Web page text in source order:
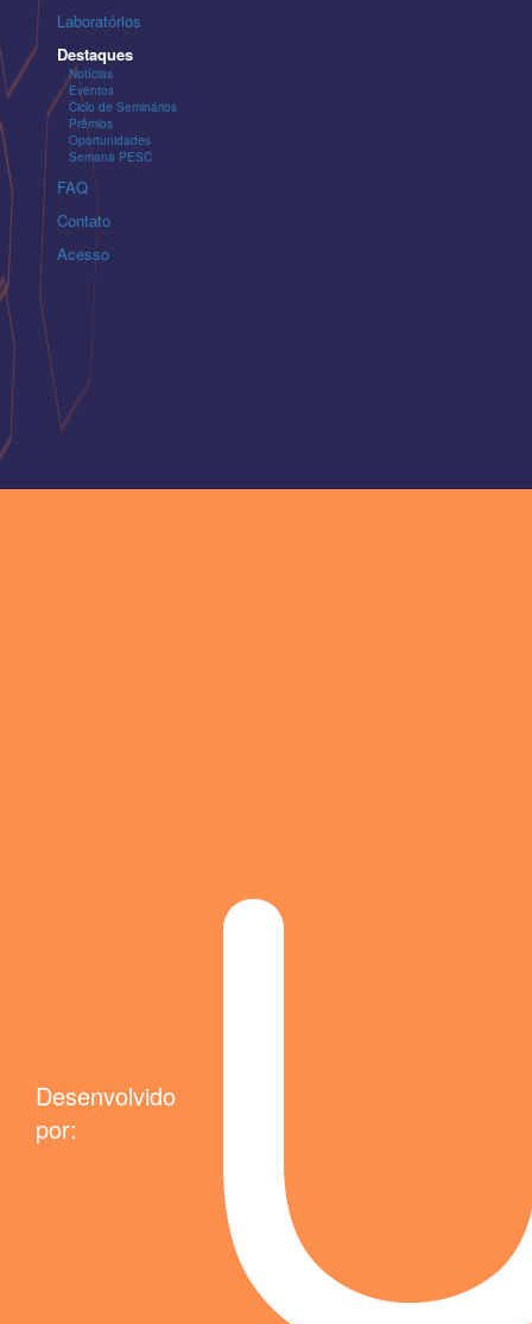
Laboratórios
Destaques
Notícias
Eventos
Ciclo de Seminários
Prêmios
Oportunidades
Semana PESC
FAQ
Contato
Acesso
Desenvolvido
por: